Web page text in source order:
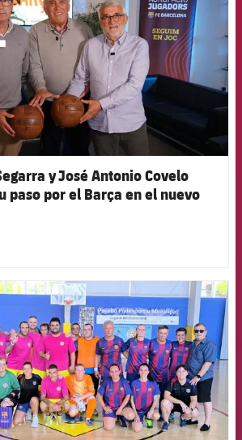
y José Antonio Covelo
paso por el Barça en el nuevo
FCB Barcelona badge